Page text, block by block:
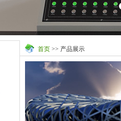
首页 >> 产品展示